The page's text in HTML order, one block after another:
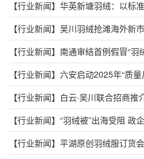
【行业新闻】 华英新塘羽绒：以标
速干新标杆
【行业新闻】 吴川羽绒抢滩海外新
【行业新闻】 南通审结首例假冒“羽
证明商标案
【行业新闻】 六安启动2025年“质
绒羽毛产品质量安全
【行业新闻】 白云·吴川联合招商推
擎
【行业新闻】 “羽绒被”出海受阻 政
为机
【行业新闻】 平湖原创羽绒服订货